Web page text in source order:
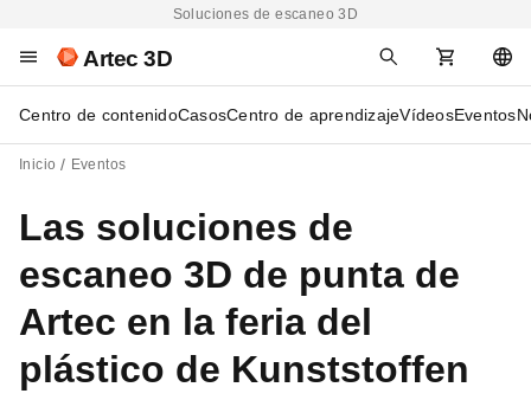
Soluciones de escaneo 3D
Artec 3D
Centro de contenidoCasosCentro de aprendizajeVídeosEventos
Inicio Eventos
Las soluciones de
escaneo 3D de punta de
Artec en la feria del
plástico de Kunststoffen